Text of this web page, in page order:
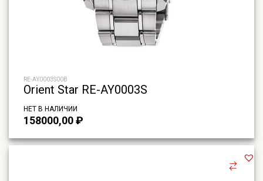
RE-AY0003S00B
Orient Star RE-AY0003S
НЕТ В НАЛИЧИИ
158000,00₽